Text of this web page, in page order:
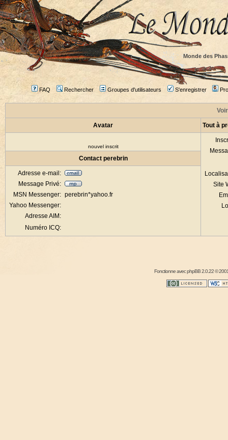
Monde des
FAQ Rechercher Groupes d'utilisateurs S'enregistrer
Avatar Tout à
nouvel inscrit
Site
Contact perebrin
Adresse e-mail:
Message Privé:
MSN Messenger: perebrin*yahoo.fr
Yahoo Messenger:
Adresse AIM:
Numéro ICQ:
Fonctionne avecphpBB2.0.22 ©